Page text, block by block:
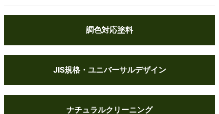
調色対応塗料
JIS規格・ユニバーサルデザイン
ナチュラルクリーニング